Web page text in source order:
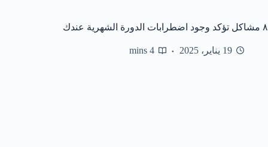
٨ مشاكل تؤكد وجود اضطرابات الدورة الشهرية عندك
19 يناير، 2025 4 mins